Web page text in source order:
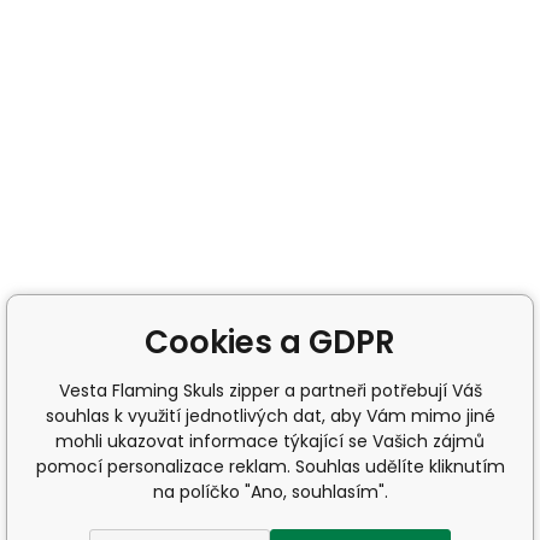
Cookies a GDPR
Vesta Flaming Skuls zipper a partneři potřebují Váš
souhlas k využití jednotlivých dat, aby Vám mimo jiné
mohli ukazovat informace týkající se Vašich zájmů
pomocí personalizace reklam. Souhlas udělíte kliknutím
na políčko "Ano, souhlasím".